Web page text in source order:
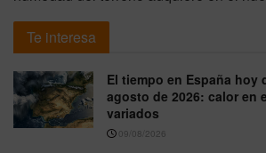
Te interesa
El tiempo en España hoy
agosto de 2026: calor en
variados
09/08/2026